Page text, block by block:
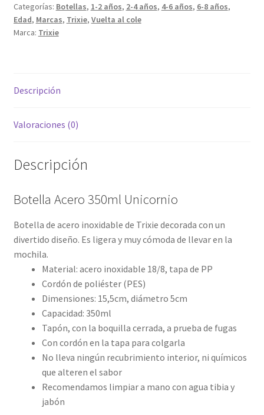
Categorías: Botellas, 1-2 años, 2-4 años, 4-6 años, 6-8 años,
Edad, Marcas, Trixie, Vuelta al cole
Marca: Trixie
Descripción
Valoraciones (0)
Descripción
Botella Acero 350ml Unicornio
Botella de acero inoxidable de Trixie decorada con un
divertido diseño. Es ligera y muy cómoda de llevar en la
mochila.
Material: acero inoxidable 18/8, tapa de PP
Cordón de poliéster (PES)
Dimensiones: 15,5cm, diámetro 5cm
Capacidad: 350ml
Tapón, con la boquilla cerrada, a prueba de fugas
Con cordón en la tapa para colgarla
No lleva ningún recubrimiento interior, ni químicos
que alteren el sabor
Recomendamos limpiar a mano con agua tibia y
jabón